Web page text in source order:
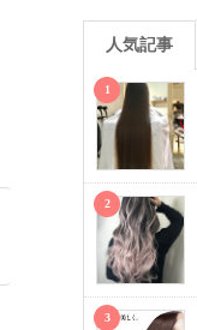
人気記事
1
2
3